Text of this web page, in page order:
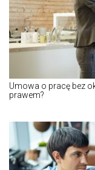
Umowa o pracę bez
prawem?